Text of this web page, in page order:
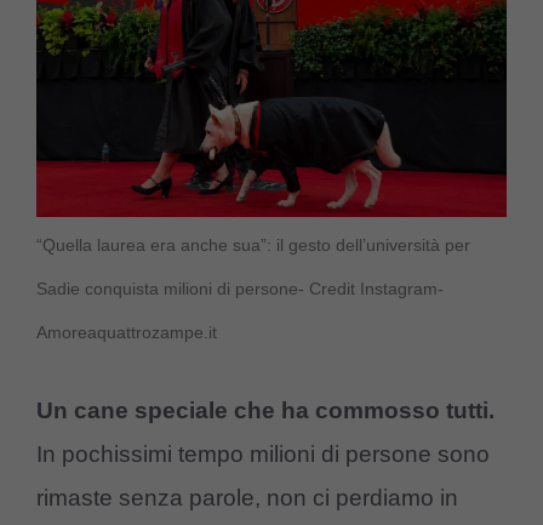
“Quella laurea era anche sua”: il gesto dell’università per
Sadie conquista milioni di persone- Credit Instagram-
Amoreaquattrozampe.it
Un cane speciale che ha commosso tutti.
In pochissimi tempo milioni di persone sono
rimaste senza parole, non ci perdiamo in